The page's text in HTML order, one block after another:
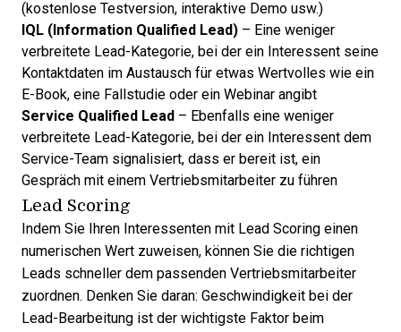
(kostenlose Testversion, interaktive Demo usw.)
IQL (Information Qualified Lead) – Eine weniger
verbreitete Lead-Kategorie, bei der ein Interessent seine
Kontaktdaten im Austausch für etwas Wertvolles wie ein
E-Book, eine Fallstudie oder ein Webinar angibt
Service Qualified Lead – Ebenfalls eine weniger
verbreitete Lead-Kategorie, bei der ein Interessent dem
Service-Team signalisiert, dass er bereit ist, ein
Gespräch mit einem Vertriebsmitarbeiter zu führen
Lead Scoring
Indem Sie Ihren Interessenten mit Lead Scoring einen
numerischen Wert zuweisen, können Sie die richtigen
Leads schneller dem passenden Vertriebsmitarbeiter
zuordnen. Denken Sie daran: Geschwindigkeit bei der
Lead-Bearbeitung ist der wichtigste Faktor beim